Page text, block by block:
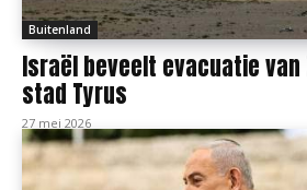
Buitenland
Israël beveelt evacuatie van
stad Tyrus
27 mei 2026